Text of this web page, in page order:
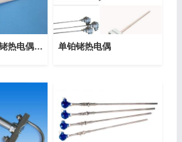
WRP-100小铂铑热电偶,装配式S型铂铑热电偶 单铂铑热电偶